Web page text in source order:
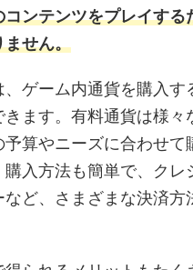
ンテンツをプレイする
ません。
ゲーム内通貨を購入す
きます。有料通貨は様々
算やニーズに合わせて
購入方法も簡単で、クレ
など、さまざまな決済方